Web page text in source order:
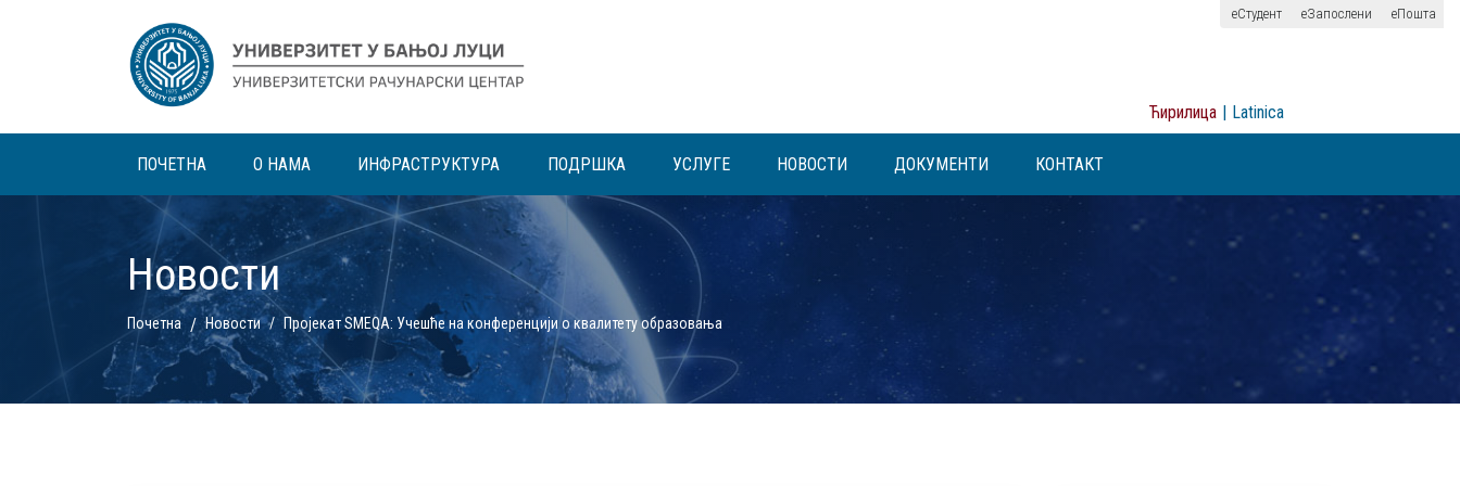
Ћирилица | Latinica
еСтудент еЗапослени еПошта
ПОЧЕТНА О НАМА ИНФРАСТРУКТУРА ПОДРШКА УСЛУГЕ НОВОСТИ ДОКУМЕНТИ КОНТАКТ
Новости
Почетна Новости Пројекат SMEQA: Учешће нa конференцији о квалитету образовања